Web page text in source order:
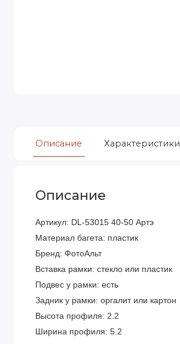
Описание Характеристики
Описание
Артикул: DL-53015 40-50 Артэ
Материал багета: пластик
Бренд: ФотоАльт
Вставка рамки: стекло или пластик
Подвес у рамки: есть
Задник у рамки: оргалит или картон
Высота профиля: 2.2
Ширина профиля: 5.2